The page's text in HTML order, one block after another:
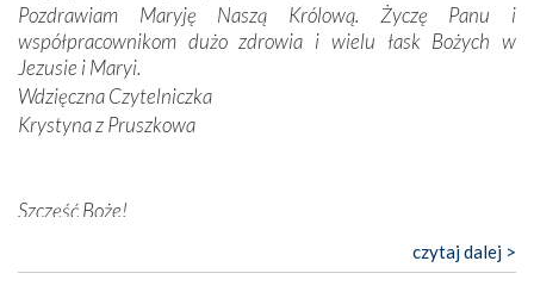
Byli tym razem pośród Apostołów Fatimy reprezentanci
każdego spośród żyjących pokoleń. Najmłodszy uczestnik
liczył sobie 13 lat, zaś senior, pan Zdzisław – już 94.
Całe życie marzyłem, by tu przyjechać
rozmowie.
bez obecności duszpasterza – księdza Krzysztofa.
wysłuchania Mszy Świętej, dawał on wyrazy swej
Pozdrawiam Maryję Naszą Królową. Życzę Panu i
współpracownikom dużo zdrowia i wielu łask Bożych w
Jezusie i Maryi.
Wdzięczna Czytelniczka
Krystyna z Pruszkowa
Szczęść Boże!
to pismo, które bardzo sobie cenię i szanuję. Redagujecie
czytaj dalej >